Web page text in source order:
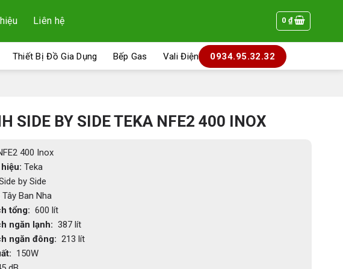
Liên hệ 0 ₫
Thiết Bị Đồ Gia Dụng Bếp Gas Vali Điện 0934.95.32.32
SIDE BY SIDE TEKA NFE2 400 INOX
400 Inox
Teka
by Side
Tây Ban Nha
tổng: 600 lít
ngăn lạnh: 387 lít
ngăn đông: 213 lít
150W